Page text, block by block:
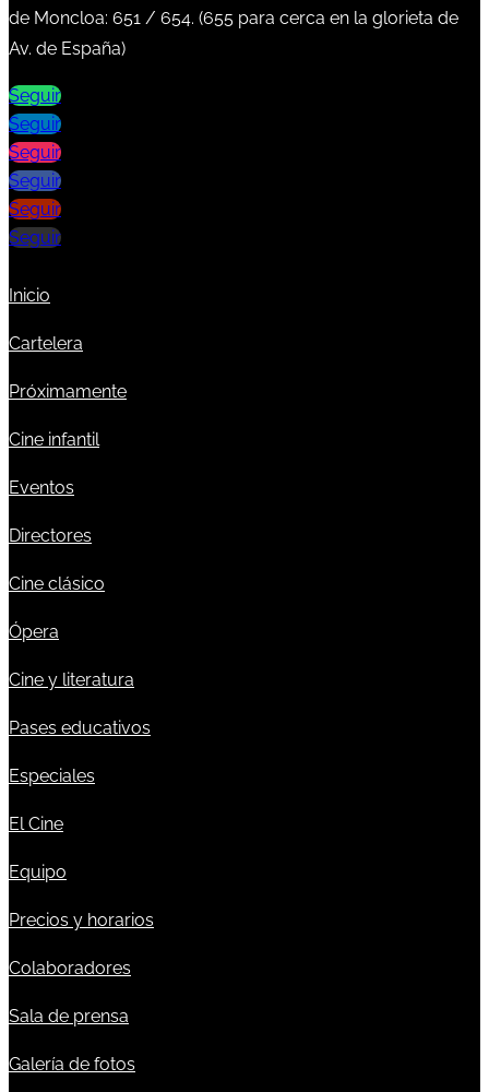
de Moncloa: 651 / 654. (655 para cerca en la glorieta de
Av. de España)
Seguir
Seguir
Seguir
Seguir
Seguir
Seguir
Inicio
Cartelera
Próximamente
Cine infantil
Eventos
Directores
Cine clásico
Ópera
Cine y literatura
Pases educativos
Especiales
El Cine
Equipo
Precios y horarios
Colaboradores
Sala de prensa
Galería de fotos